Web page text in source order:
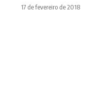
17 de fevereiro de 2018